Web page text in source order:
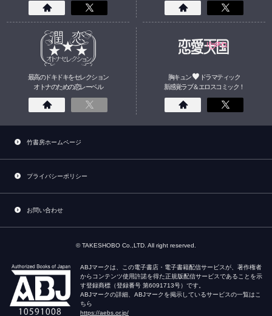
最高のドキドキをセレクション
オトナのための恋レーベル
胸キュン
ドラマティック
新感覚ラブ＆エロスコミック！
竹書房ホームページ
プライバシーポリシー
お問い合わせ
© TAKESHOBO Co.,LTD. All right reserved.
ABJマークは、この電子書店・電子書籍配信サービスが、著作権者
からコンテンツ使用許諾を得た正規版配信サービスであることを示
す登録商標（登録番号 第6091713号）です。
ABJマークの詳細、ABJマークを掲示しているサービスの一覧はこ
ちら
https://aebs.or.jp/